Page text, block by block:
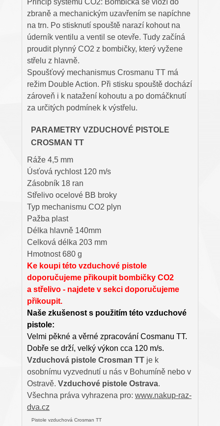
Princip systému CO2: Bombička se vloží do
zbraně a mechanickým uzavřením se napíchne
na trn. Po stisknutí spouště narazí kohout na
úderník ventilu a ventil se otevře. Tudy začíná
proudit plynný CO2 z bombičky, který vyžene
střelu z hlavně.
Spoušťový mechanismus Crosmanu TT má
režim Double Action. Při stisku spouště dochází
zároveň i k natažení kohoutu a po domáčknutí
za určitých podmínek k výstřelu.
PARAMETRY VZDUCHOVÉ PISTOLE
CROSMAN TT
Ráže 4,5 mm
Úsťová rychlost 120 m/s
Zásobník 18 ran
Střelivo ocelové BB broky
Typ mechanismu CO2 plyn
Pažba plast
Délka hlavně 140mm
Celková délka 203 mm
Hmotnost 680 g
Ke koupi této vzduchové pistole
doporučujeme přikoupit bombičky CO2
a střelivo - najdete v sekci doporučujeme
přikoupit.
Naše zkušenost s použitím této vzduchové
pistole:
Velmi pěkné a věrné zpracování Cosmanu TT.
Dobře se drží, velký výkon cca 120 m/s.
Vzduchová pistole Crosman TT je k
osobnímu vyzvednutí u nás v Bohumíně nebo v
Ostravě. Vzduchové pistole Ostrava.
Všechna práva vyhrazena pro: www.nakup-raz-
dva.cz
Pistole vzduchová Crosman TT